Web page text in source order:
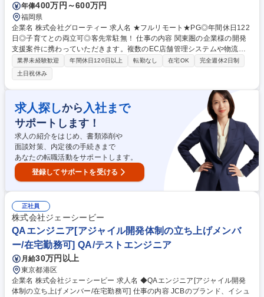
年俸400万円～600万円
福岡県
企業名 株式会社グローティー 求人名 ★フルリモート★PG◎年間休日122
日◎子育てとの両立可◎客先常駐無！ 仕事の内容 関東圏の企業様の開発
支援案件に携わっていただきます。複数のEC店舗管理システムや物流シ
ステム、社内ドキュメント開発など多様な案件に参画可。フルリモート可
なので地方在住の方や子育て中の方も活躍できます。 ■ECの複数店舗管理
システム開発 ■物流システム企業の開発支援 ■社内ドキュメント開発企業
の開発支援 ■物流倉庫のピッキングのシステム開発 ■生産管理システムの
リプレイス ■関東圏企業の開発支援案件をフルリモートで担当 募集職種
★フルリモート★PG◎年間休日122日◎子育てとの両立可◎客先常駐無！
業界未経験歓迎 年間休日120日以上 転勤なし 在宅OK
完全週休2日制
土日祝休み
求人探しから 入社まで
サポートします！
求人の紹介をはじめ、書類添削や
面談対策、内定後の手続きまで
あなたの転職活動をサポートします。
登録してサポートを受ける
正社員
株式会社ジェーシービー
QAエンジニア[アジャイル開発体制の立ち上げメンバ
ー/在宅勤務可] QA/テストエンジニア
月給30万円以上
東京都港区
企業名 株式会社ジェーシービー 求人名 ◆QAエンジニア[アジャイル開発
体制の立ち上げメンバー/在宅勤務可] 仕事の内容 JCBのブランド、イシュ